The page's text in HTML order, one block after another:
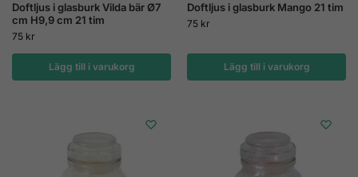
Doftljus i glasburk Vilda bär Ø7
cm H9,9 cm 21 tim
75 kr
Lägg till i varukorg
Doftljus i glasburk Mango 21 tim
75 kr
Lägg till i varukorg